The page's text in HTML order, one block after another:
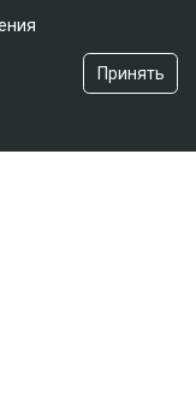
Принять